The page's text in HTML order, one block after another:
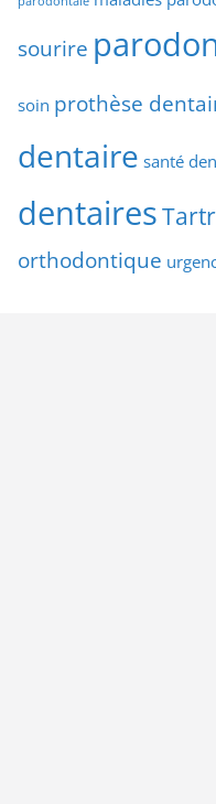
sourire
soin prothèse
dentaire santé
dentaires
orthodontique